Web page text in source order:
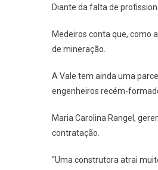
Diante da falta de
Medeiros conta que, como
de mineração.
A Vale tem ainda uma
engenheiros recém-
Maria Carolina Rangel,
contratação.
“Uma construtora atrai